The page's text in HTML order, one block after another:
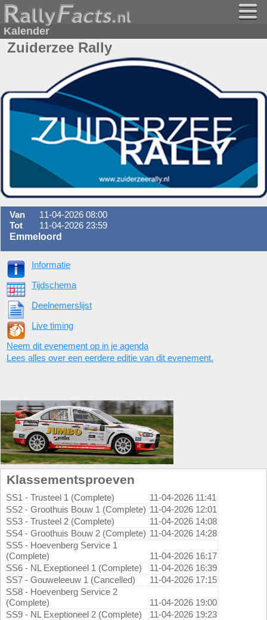
Kalender
Zuiderzee Rally
Van
11-04-2026 08:00
Tot
11-04-2026 23:59
Emmeloord
Informatie
Tijdschema
Deelnemerslijst
Live timing
Neem dit evenement op in je agenda
Lees alles over een eerdere editie van dit evenement.
Klassementsproeven
SS1 - Trusteel 1 (Complete)
11-04-2026 11:41
SS2 - Groothuis Bouw 1 (Complete) 11-04-2026 12:01
SS3 - Trusteel 2 (Complete)
11-04-2026 14:08
SS4 - Groothuis Bouw 2 (Complete) 11-04-2026 14:28
SS5 - Hoevenberg Service 1
(Complete)
11-04-2026 16:17
SS6 - NL Exeptioneel 1 (Complete)
11-04-2026 16:39
SS7 - Gouweleeuw 1 (Cancelled)
11-04-2026 17:15
SS8 - Hoevenberg Service 2
(Complete)
11-04-2026 19:00
SS9 - NL Exeptioneel 2 (Complete)
11-04-2026 19:23